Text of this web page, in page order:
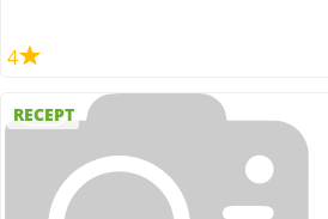
4
RECEPT